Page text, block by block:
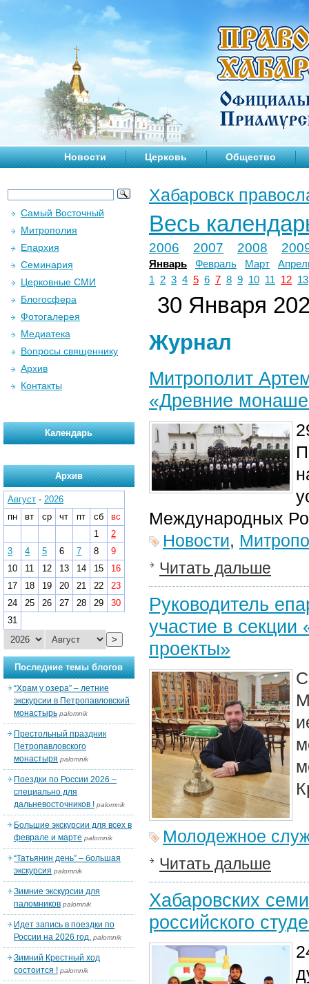
Новости Церковь Общество
Хабаровск
Весь
2006 2007 2008
Январь Февраль Март
1
2 3 4 5 6 7 8 9 10 11 12 13
30 Января
Журнал
Митрополит
«Древние
Международных
Новости,
Читать дальше
Руководитель
участие в
проекты»
Молодежное
Читать дальше
Хабаровских
российского
Самый Восточный
Митрополия
Епархия
Семинария
Церковные СМИ
Блогосфера
Фотогалерея
Медиатека
Вопросы священнику
Архив
Контакты
Календарь
Архив
Август - 2026
пн
вт ср чт пт сб
вс
1
2
3
4 5 6 7 8
9
10
11 12 13 14 15
16
17
18 19 20 21 22
23
24
25 26 27 28 29
30
31
>
Последние темы блогов
“Храм у озера” – летние
экскурсии в Петропавловский
монастырь palomnik
Престольный праздник
Петропавловского
монастыря palomnik
Поездки по России 2026 –
специально для
дальневосточников ! palomnik
Большие экскурсии для всех в
феврале и марте palomnik
“Татьянин день” – большая
экскурсия palomnik
Зимние экскурсии для
паломников palomnik
Идет запись в поездки по
России на 2026 год. palomnik
Зимний Крестный ход
состоится ! palomnik